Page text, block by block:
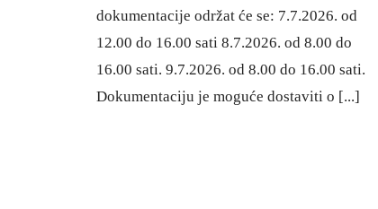
dokumentacije održat će se: 7.7.2026. od
12.00 do 16.00 sati 8.7.2026. od 8.00 do
16.00 sati. 9.7.2026. od 8.00 do 16.00 sati.
Dokumentaciju je moguće dostaviti o [...]